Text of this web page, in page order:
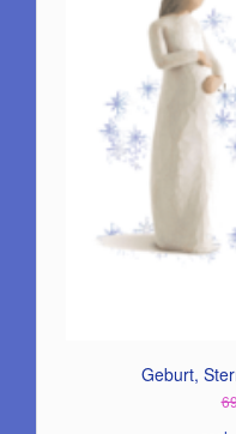
Geburt,